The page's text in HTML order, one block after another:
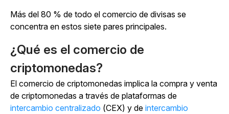
Más del 80 % de todo el comercio de divisas se
concentra en estos siete pares principales.
¿Qué es el comercio de
criptomonedas?
El comercio de criptomonedas implica la compra y venta
de criptomonedas a través de plataformas de
intercambio centralizado (CEX) y de intercambio